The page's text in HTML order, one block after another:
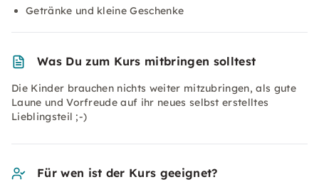
Getränke und kleine Geschenke
Was Du zum Kurs mitbringen solltest
Die Kinder brauchen nichts weiter mitzubringen, als gute
Laune und Vorfreude auf ihr neues selbst erstelltes
Lieblingsteil ;-)
Für wen ist der Kurs geeignet?